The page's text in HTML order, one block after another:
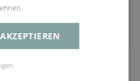
Textilene, Polywood
nur beim Tisch erforderlich
anthrazit2
Sie gern unseren Kundenservice.
+43800223384
Zubehör